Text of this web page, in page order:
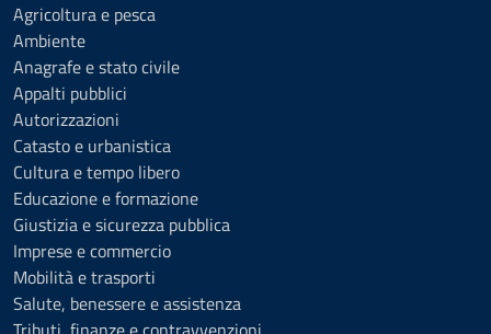
Agricoltura e pesca
Ambiente
Anagrafe e stato civile
Appalti pubblici
Autorizzazioni
Catasto e urbanistica
Cultura e tempo libero
Educazione e formazione
Giustizia e sicurezza pubblica
Imprese e commercio
Mobilità e trasporti
Salute, benessere e assistenza